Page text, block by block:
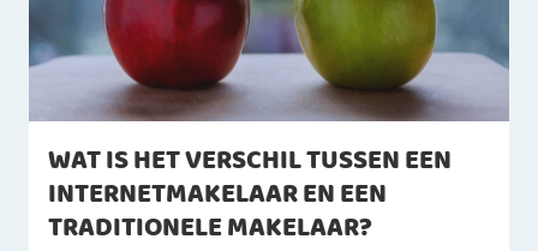
WAT IS HET VERSCHIL TUSSEN EEN
INTERNETMAKELAAR EN EEN
TRADITIONELE MAKELAAR?